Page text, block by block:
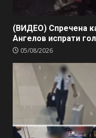
(ВИДЕО) Спречена
Ангелов испрати
05/08/2026